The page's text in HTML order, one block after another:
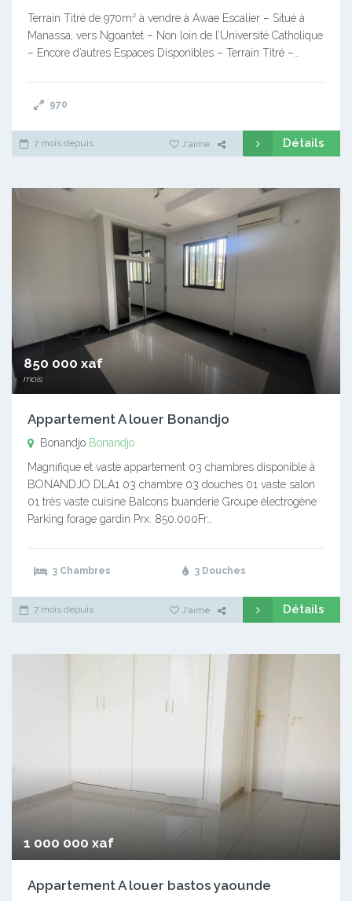
Terrain Titré de 970m² à vendre à Awae Escalier – Situé à
Manassa, vers Ngoantet – Non loin de l’Université Catholique
– Encore d’autres Espaces Disponibles – Terrain Titré –…
970
7 mois depuis J'aime Détails
850 000 xaf
mois
Appartement A louer Bonandjo
Bonandjo Bonandjo
Magnifique et vaste appartement 03 chambres disponible à
BONANDJO DLA1 03 chambre 03 douches 01 vaste salon
01 très vaste cuisine Balcons buanderie Groupe électrogène
Parking forage gardin Prx: 850.000Fr…
3 Chambres 3 Douches
7 mois depuis J'aime Détails
1 000 000 xaf
Appartement A louer bastos yaounde